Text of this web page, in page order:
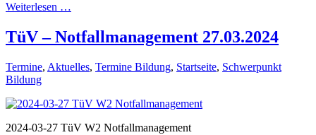
Weiterlesen …
TüV – Notfallmanagement 27.03.2024
Termine, Aktuelles, Termine Bildung, Startseite, Schwerpunkt
Bildung
2024-03-27 TüV W2 Notfallmanagement